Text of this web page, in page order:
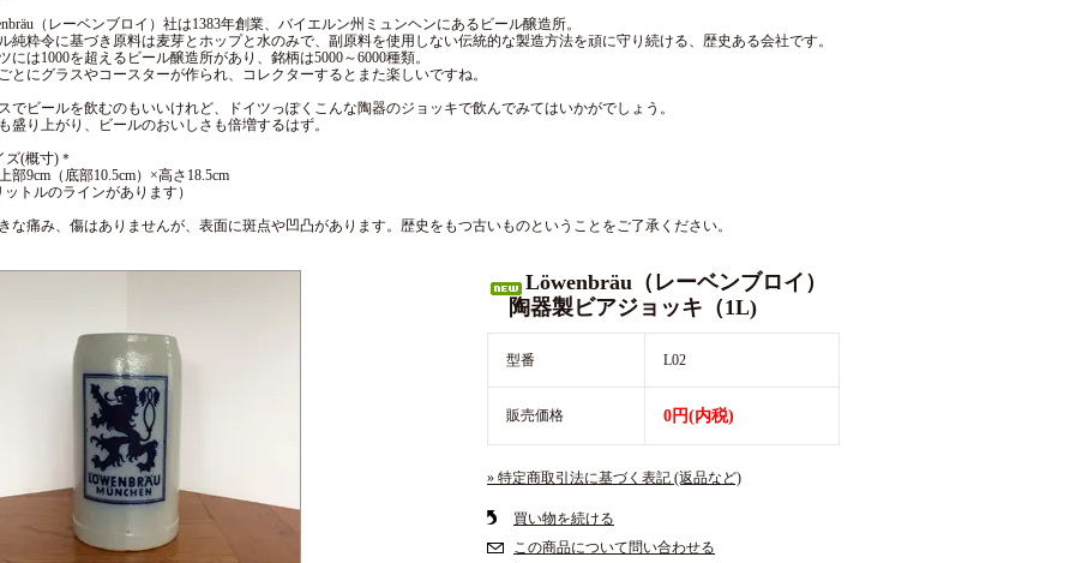
（レーベンブロイ）社は1383年創業、バイエルン州ミュンヘンにあるビール醸造所。
純粋令に基づき原料は麦芽とホップと水のみで、副原料を使用しない伝統的な製造方法を頑に守り続ける、歴史ある会社です。
には1000を超えるビール醸造所があり、銘柄は5000～6000種類。
とにグラスやコースターが作られ、コレクターするとまた楽しいですね。
でビールを飲むのもいいけれど、ドイツっぽくこんな陶器のジョッキで飲んでみてはいかがでしょう。
盛り上がり、ビールのおいしさも倍増するはず。
ズ(概寸)＊
部9cm（底部10.5cm）×高さ18.5cm
ットルのラインがあります）
な痛み、傷はありませんが、表面に斑点や凹凸があります。歴史をもつ古いものということをご了承ください。
Löwenbräu（レーベンブロイ）
陶器製ビアジョッキ（1L)
型番 L02
販売価格 0円(内税)
» 特定商取引法に基づく表記 (返品など)
買い物を続ける
この商品について問い合わせる